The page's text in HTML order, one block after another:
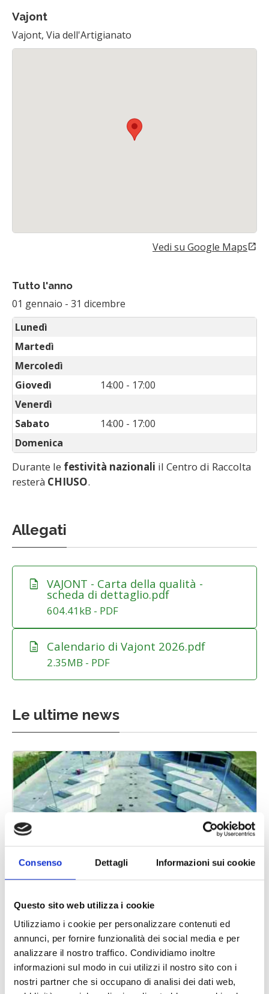
Consenso Dettagli Informazioni sui cookie
Questo sito web utilizza i cookie
Utilizziamo i cookie per personalizzare contenuti ed
annunci, per fornire funzionalità dei social media e per
analizzare il nostro traffico. Condividiamo inoltre
informazioni sul modo in cui utilizzi il nostro sito con i
nostri partner che si occupano di analisi dei dati web,
Vajont
Vajont, Via dell'Artigianato
Vedi su Google Maps
(Si apre in una nuovaopen_in_new
Tutto l'anno
01 gennaio - 31 dicembre
Lunedì
Martedì
Mercoledì
Giovedì
14:00 - 17:00
Venerdì
Sabato
14:00 - 17:00
Domenica
Durante le festività nazionali il Centro di Raccolta
resterà CHIUSO.
Allegati
description VAJONT - Carta della qualità -
scheda di dettaglio.pdf
604.41kB - PDF
description Calendario di Vajont 2026.pdf
2.35MB - PDF
Le ultime news
Inaugurazione nuova piazzola ecologica di
Porcia
15 luglio 2026